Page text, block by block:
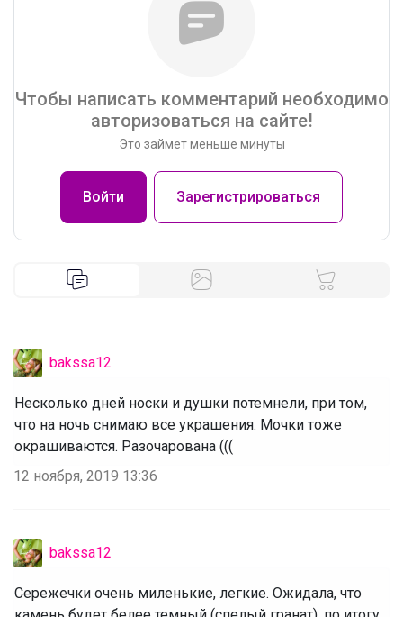
Чтобы написать комментарий необходимо
авторизоваться на сайте!
Это займет меньше минуты
Войти Зарегистрироваться
bakssa12
Несколько дней носки и душки потемнели, при том,
что на ночь снимаю все украшения. Мочки тоже
окрашиваются. Разочарована (((
12 ноября, 2019 13:36
bakssa12
Сережечки очень миленькие, легкие. Ожидала, что